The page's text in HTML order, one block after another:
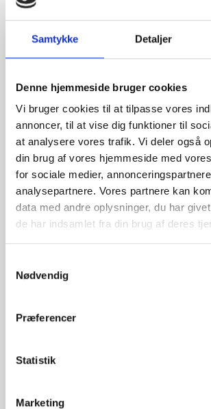
Samtykke Detaljer
Denne hjemmeside bruger cookies
Vi bruger cookies til at tilpasse vores
annoncer, til at vise dig funktioner til
at analysere vores trafik. Vi deler også
din brug af vores hjemmeside med
for sociale medier,
analysepartnere. Vores partnere kan
data med andre oplysninger, du har
de har indsamlet fra din brug af deres
Nødvendig
Præferencer
Statistik
Marketing
Har du spørgsmål?
service eller andet. Kontakt os for
og sparring.